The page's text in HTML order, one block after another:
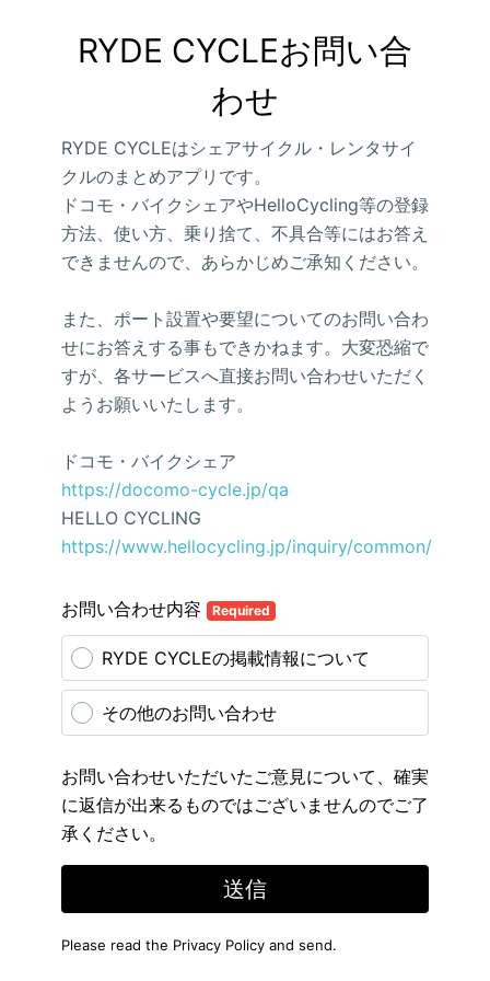
RYDE CYCLEお問い合
わせ
RYDE CYCLEはシェアサイクル・レンタサイ
クルのまとめアプリです。
ドコモ・バイクシェアやHelloCycling等の登録
方法、使い方、乗り捨て、不具合等にはお答え
できませんので、あらかじめご承知ください。
また、ポート設置や要望についてのお問い合わ
せにお答えする事もできかねます。大変恐縮で
すが、各サービスへ直接お問い合わせいただく
ようお願いいたします。
ドコモ・バイクシェア
https://docomo-cycle.jp/qa
HELLO CYCLING
https://www.hellocycling.jp/inquiry/common/
お問い合わせ内容 Required
RYDE CYCLEの掲載情報について
その他のお問い合わせ
お問い合わせいただいたご意見について、確実
に返信が出来るものではございませんのでご了
承ください。
送信
Please read the Privacy Policy and send.